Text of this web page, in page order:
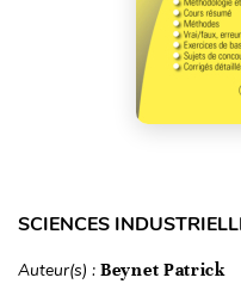
SCIENCES
Auteur(s) : Beynet Patrick